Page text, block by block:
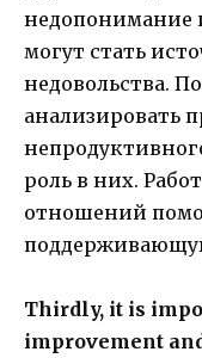
недопонимание
могут стать
недовольства.
анализировать
роль в них.
отношений
Thirdly, it is
improvement